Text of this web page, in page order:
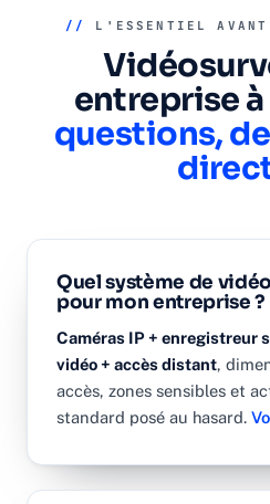
// L'ESSENTIEL AVANT
entreprise à
questions,
Quel système de
pour mon entreprise ?
Caméras IP + enregistreur
vidéo + accès distant,
accès, zones sensibles et
standard posé au hasard.